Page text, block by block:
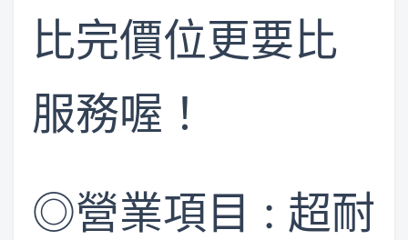
比完價位更要比
服務喔！
​◎營業項目 : ​超耐